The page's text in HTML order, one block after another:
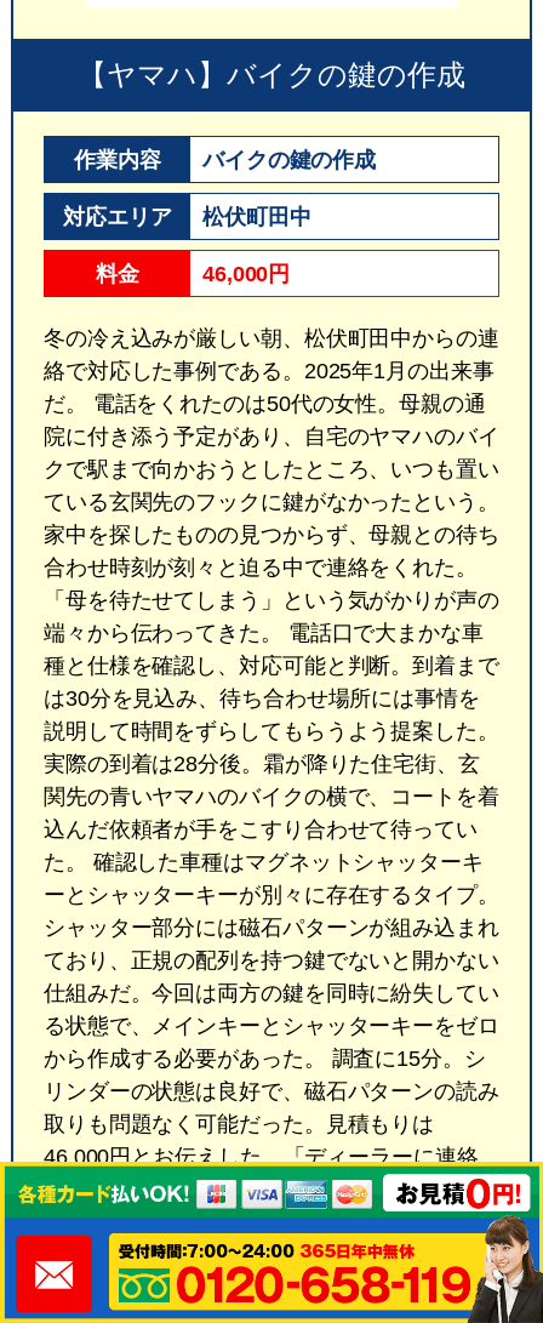
【ヤマハ】バイクの鍵の作成
作業内容 バイクの鍵の作成
対応エリア 松伏町田中
料金 46,000円
冬の冷え込みが厳しい朝、松伏町田中からの連
絡で対応した事例である。2025年1月の出来事
だ。 電話をくれたのは50代の女性。母親の通
院に付き添う予定があり、自宅のヤマハのバイ
クで駅まで向かおうとしたところ、いつも置い
ている玄関先のフックに鍵がなかったという。
家中を探したものの見つからず、母親との待ち
合わせ時刻が刻々と迫る中で連絡をくれた。
「母を待たせてしまう」という気がかりが声の
端々から伝わってきた。 電話口で大まかな車
種と仕様を確認し、対応可能と判断。到着まで
は30分を見込み、待ち合わせ場所には事情を
説明して時間をずらしてもらうよう提案した。
実際の到着は28分後。霜が降りた住宅街、玄
関先の青いヤマハのバイクの横で、コートを着
込んだ依頼者が手をこすり合わせて待ってい
た。 確認した車種はマグネットシャッターキ
ーとシャッターキーが別々に存在するタイプ。
シャッター部分には磁石パターンが組み込まれ
ており、正規の配列を持つ鍵でないと開かない
仕組みだ。今回は両方の鍵を同時に紛失してい
る状態で、メインキーとシャッターキーをゼロ
から作成する必要があった。 調査に15分。シ
リンダーの状態は良好で、磁石パターンの読み
取りも問題なく可能だった。見積もりは
46,000円とお伝えした。「ディーラーに連絡
したら来週まで作業できないと言われた」と話
されていたので、その場で完結できる現場対応
の利点を改めて感じる場面だった。 寒さで指
先がかじかむ中、車体の風下側に陣取って作業